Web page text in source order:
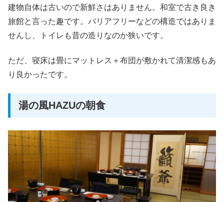
建物自体は古いので新鮮さはありません。和室で古き良き
旅館と言った趣です。バリアフリーなどの構造ではありま
せんし、トイレも昔の造りなのか狭いです。
ただ、寝床は畳にマットレス＋布団が敷かれて清潔感もあ
り良かったです。
湯の風HAZUの朝食